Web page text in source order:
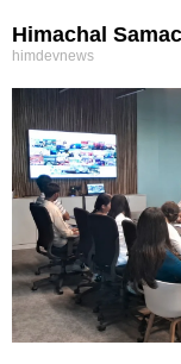
Himachal
himdevnews